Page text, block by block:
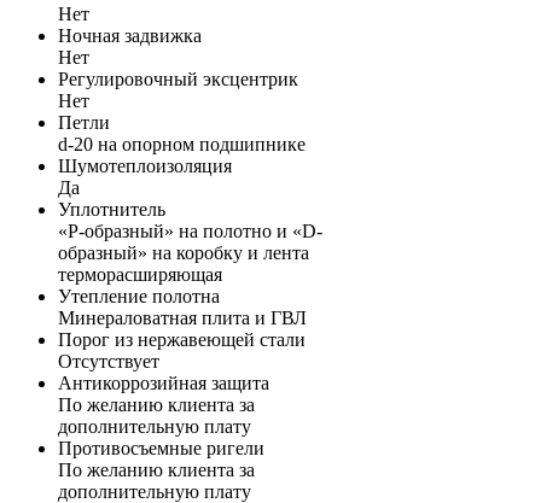
Нет
Ночная задвижка
Нет
Регулировочный эксцентрик
Нет
Петли
d-20 на опорном подшипнике
Шумотеплоизоляция
Да
Уплотнитель
«P-образный» на полотно и «D-
образный» на коробку и лента
терморасширяющая
Утепление полотна
Минераловатная плита и ГВЛ
Порог из нержавеющей стали
Отсутствует
Антикоррозийная защита
По желанию клиента за
дополнительную плату
Противосъемные ригели
По желанию клиента за
дополнительную плату